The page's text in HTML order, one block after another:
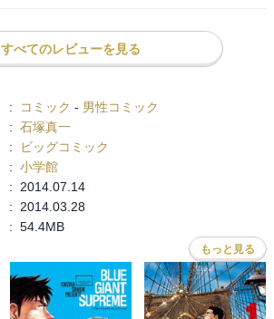
すべてのレビューを見る
: コミック - 男性コミック
: 石塚真一
:
ビッグコミック
: 小学館
:
2014.07.14
:
2014.03.28
: 54.4MB
もっと見る